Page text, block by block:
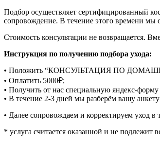
Подбор осуществляет сертифицированный
сопровождение. В течение этого времени мы
Стоимость консультации не возвращается.
Инструкция по получению подбора ухода:
• Положить “КОНСУЛЬТАЦИЯ ПО
• Оплатить 5000₽;
• Получить от нас специальную яндекс-форму
• В течение 2-3 дней мы разберём вашу
• Далее сопровождаем и корректируем уход в
* услуга считается оказанной и не